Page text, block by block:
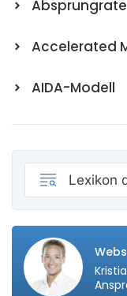
Absprungrate
Accelerated
AIDA-Modell